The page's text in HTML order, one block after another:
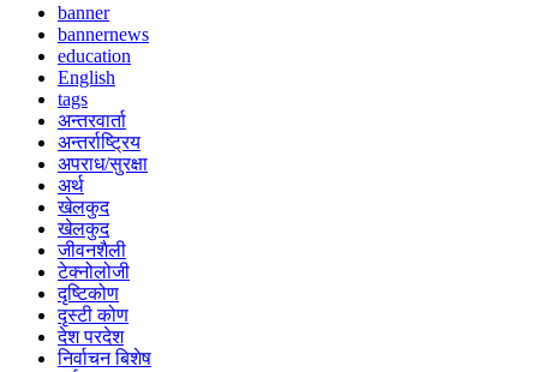
banner
bannernews
education
English
tags
अन्तरवार्ता
अन्तर्राष्ट्रिय
अपराध/सुरक्षा
अर्थ
खेलकुद
खेलकुद
जीवनशैली
टेक्नोलोजी
दृष्टिकोण
दृस्टी कोण
देश परदेश
निर्वाचन बिशेष